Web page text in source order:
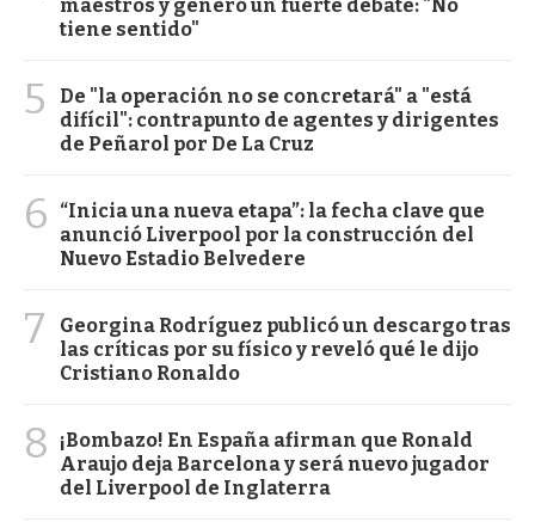
maestros y generó un fuerte debate: "No
tiene sentido"
5
De "la operación no se concretará" a "está
difícil": contrapunto de agentes y dirigentes
de Peñarol por De La Cruz
6
“Inicia una nueva etapa”: la fecha clave que
anunció Liverpool por la construcción del
Nuevo Estadio Belvedere
7
Georgina Rodríguez publicó un descargo tras
las críticas por su físico y reveló qué le dijo
Cristiano Ronaldo
8
¡Bombazo! En España afirman que Ronald
Araujo deja Barcelona y será nuevo jugador
del Liverpool de Inglaterra